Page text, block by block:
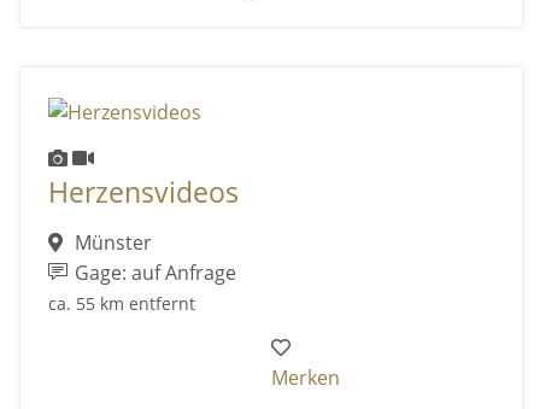
Herzensvideos
Münster
Gage: auf Anfrage
ca. 55 km entfernt
Merken